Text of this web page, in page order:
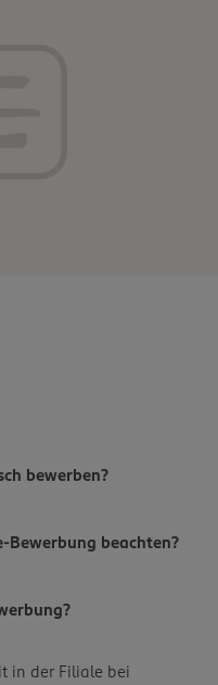
bewerben?
Bewerbung beachten?
in der Filiale bei